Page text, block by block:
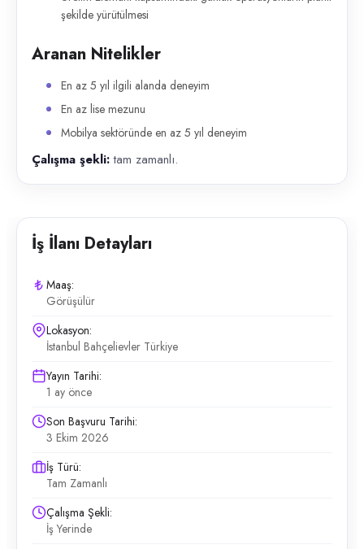
şekilde yürütülmesi
Aranan Nitelikler
En az 5 yıl ilgili alanda deneyim
En az lise mezunu
Mobilya sektöründe en az 5 yıl deneyim
Çalışma şekli:tam zamanlı.
İş İlanı Detayları
Maaş:
Görüşülür
Lokasyon:
İstanbul Bahçelievler Türkiye
Yayın Tarihi:
1 ay önce
Son Başvuru Tarihi:
3 Ekim 2026
İş Türü:
Tam Zamanlı
Çalışma Şekli:
İş Yerinde